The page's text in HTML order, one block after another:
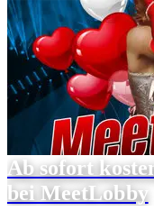
Ab sofort
bei MeetLobby